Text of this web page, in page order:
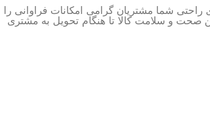
شما مشتریان گرامی امکانات فراوانی را
صحت و سلامت کالا تا هنگام تحویل به مشتری